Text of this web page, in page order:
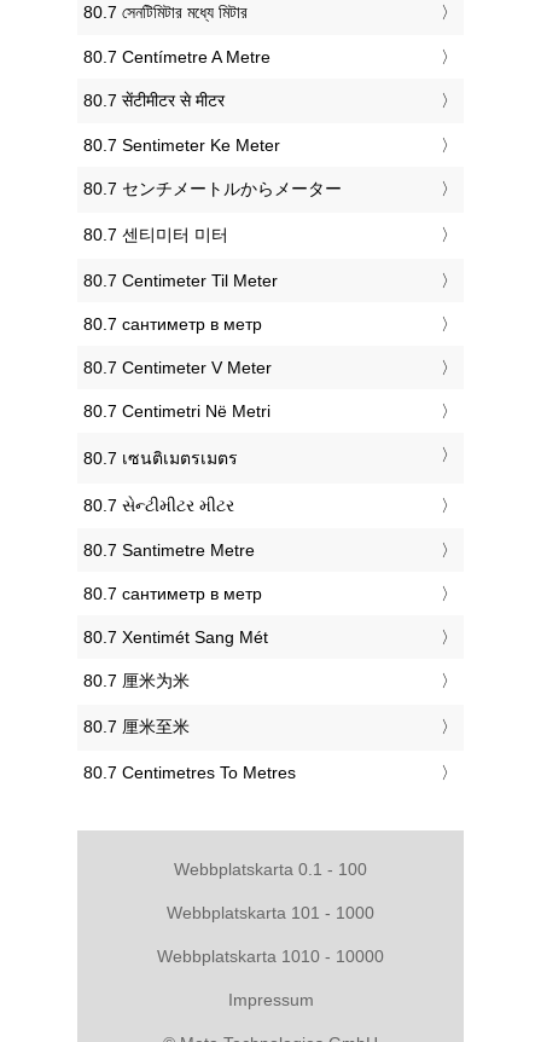
‎80.7 সেনটিমিটার মধ্যে মিটার
‎80.7 Centímetre A Metre
‎80.7 सेंटीमीटर से मीटर
‎80.7 Sentimeter Ke Meter
‎80.7 センチメートルからメーター
‎80.7 센티미터 미터
‎80.7 Centimeter Til Meter
‎80.7 сантиметр в метр
‎80.7 Centimeter V Meter
‎80.7 Centimetri Në Metri
‎80.7 เซนติเมตรเมตร
‎80.7 સેન્ટીમીટર મીટર
‎80.7 Santimetre Metre
‎80.7 сантиметр в метр
‎80.7 Xentimét Sang Mét
‎80.7 厘米为米
‎80.7 厘米至米
‎80.7 Centimetres To Metres
Webbplatskarta 0.1 - 100
Webbplatskarta 101 - 1000
Webbplatskarta 1010 - 10000
Impressum